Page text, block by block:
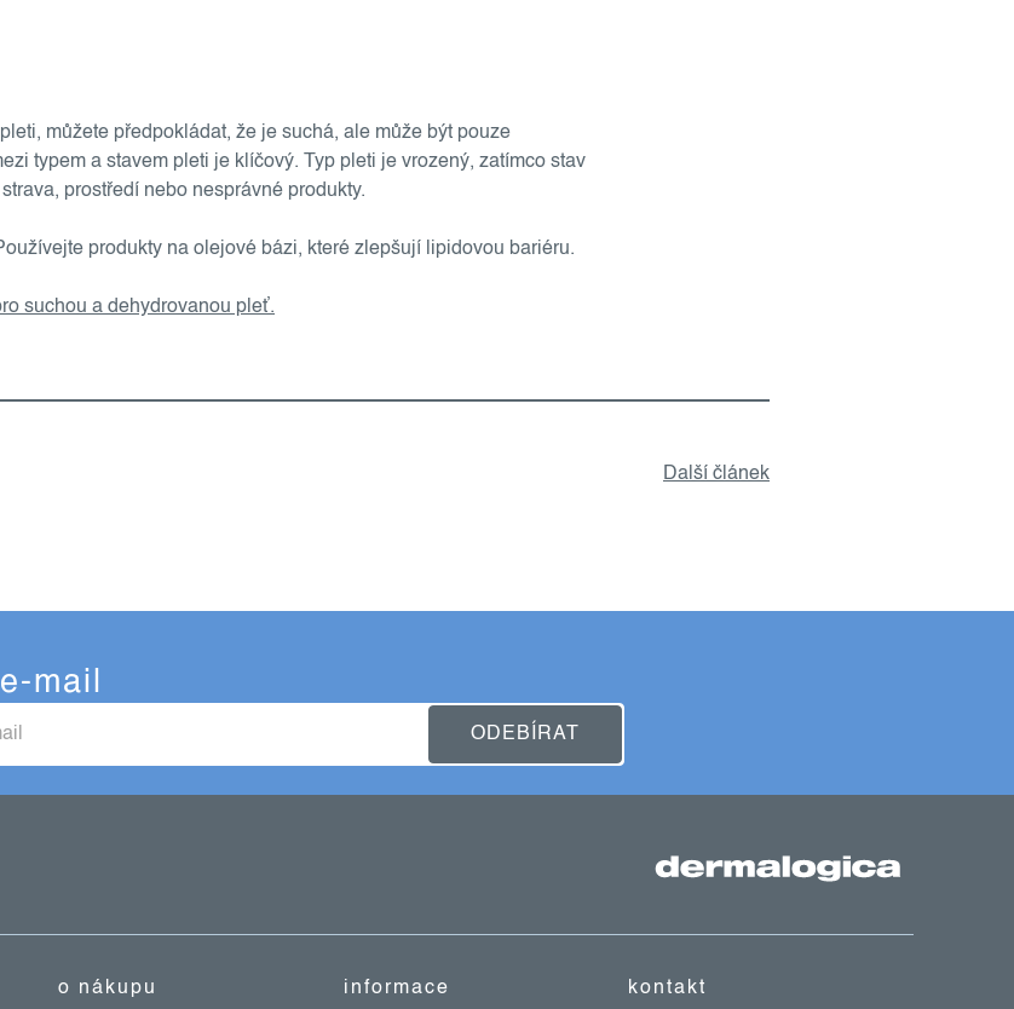
můžete předpokládat, že je suchá, ale může být pouze
typem a stavem pleti je klíčový. Typ pleti je vrozený, zatímco stav
prostředí nebo nesprávné produkty.
produkty na olejové bázi, které zlepšují lipidovou bariéru.
suchou a dehydrovanou pleť.
Další článek
mail
ODEBÍRAT
o nákupu informace kontakt